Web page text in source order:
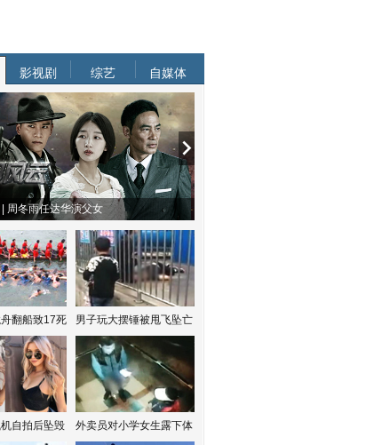
影视剧 综艺 自媒体
周冬雨任达华演父女
翻船致17死 男子玩大摆锤被甩飞坠亡
自拍后坠毁 外卖员对小学女生露下体